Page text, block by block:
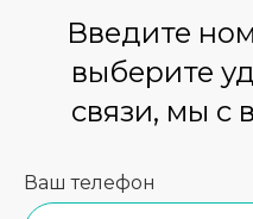
Введите
выберите
связи, мы с
Ваш телефон